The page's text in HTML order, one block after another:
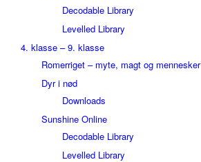
Decodable Library
Levelled Library
4. klasse – 9. klasse
Romerriget – myte, magt og mennesker
Dyr i nød
Downloads
Sunshine Online
Decodable Library
Levelled Library